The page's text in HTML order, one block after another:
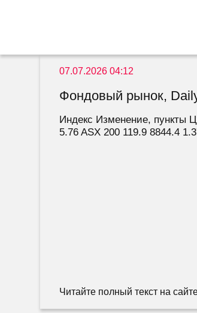
07.07.2026 04:12
Фондовый рынок,
Индекс Изменение, пункты
5.76 ASX 200 119.9 8844.4
Читайте полный текст на